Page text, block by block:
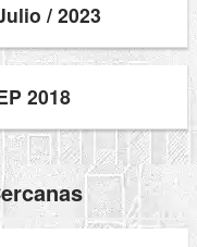
/ 2023
2018